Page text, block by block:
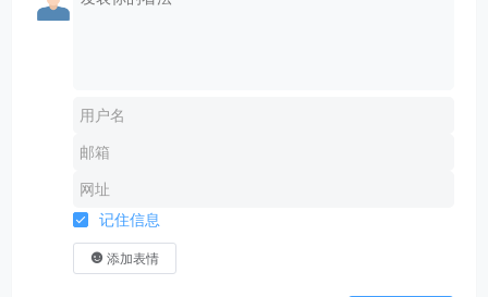
记住信息
添加表情